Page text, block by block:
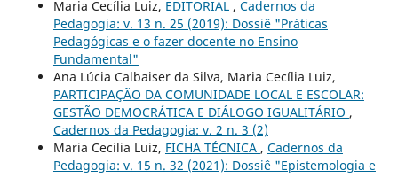
Maria Cecília Luiz, EDITORIAL , Cadernos da
Pedagogia: v. 13 n. 25 (2019): Dossiê "Práticas
Pedagógicas e o fazer docente no Ensino
Fundamental"
Ana Lúcia Calbaiser da Silva, Maria Cecília Luiz,
PARTICIPAÇÃO DA COMUNIDADE LOCAL E ESCOLAR:
GESTÃO DEMOCRÁTICA E DIÁLOGO IGUALITÁRIO ,
Cadernos da Pedagogia: v. 2 n. 3 (2)
Maria Cecilia Luiz, FICHA TÉCNICA , Cadernos da
Pedagogia: v. 15 n. 32 (2021): Dossiê "Epistemologia e